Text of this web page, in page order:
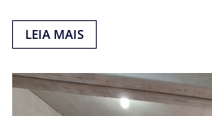
LEIA MAIS